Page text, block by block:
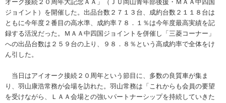
オーク接続２０周年大記念ＡＡ」（ＪＵ岡山青年部後援・ＭＡＡ中四国
ジョイント）を開催した。出品台数２７１３台、成約台数２１１８台は
ともに今年度２番目の高水準、成約率７８．１％は今年度最高実績を記
録する活況だった。ＭＡＡ中四国ジョイントを併催し「三菱コーナー」
への出品台数は２５９台の上り、９８．８％という高成約率で全体をけ
ん引した。
当日はアイオーク接続２０周年という節目に、多数の良質車が集ま
り、羽山康浩常務が会場を訪れた。羽山常務は「これからも会員の要望
を受けながら、ＬＡＡ会場との強いパートナーシップを持続していきた